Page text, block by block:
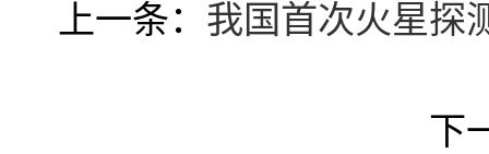
上一条： 我国首次火星探
下